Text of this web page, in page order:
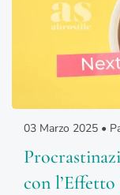
03 Marzo 2025 •
con